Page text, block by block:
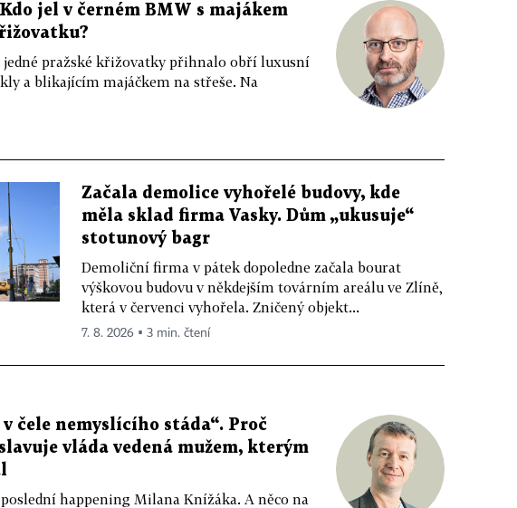
jel v černém BMW s majákem
jedné pražské křižovatky přihnalo obří luxusní
a blikajícím majáčkem na střeše. Na
Začala demolice vyhořelé budovy, kde
měla sklad firma Vasky. Dům „ukusuje“
stotunový bagr
Demoliční firma v pátek dopoledne začala bourat
výškovou budovu v někdejším továrním areálu ve Zlíně,
která v červenci vyhořela. Zničený objekt...
7. 8. 2026 ▪ 3 min. čtení
čele nemyslícího stáda“. Proč
vláda vedená mužem, kterým
happening Milana Knížáka. A něco na